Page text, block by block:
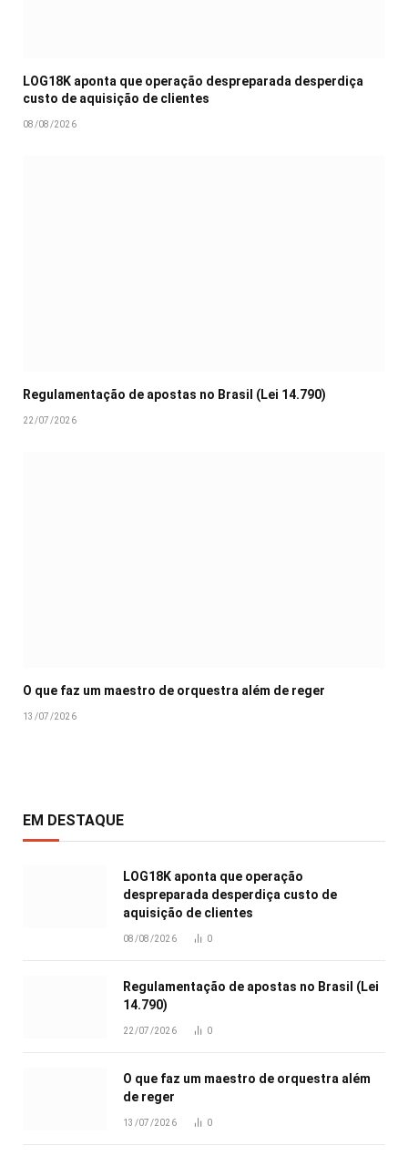
LOG18K aponta que operação despreparada desperdiça
custo de aquisição de clientes
08/08/2026
Regulamentação de apostas no Brasil (Lei 14.790)
22/07/2026
O que faz um maestro de orquestra além de reger
13/07/2026
EM DESTAQUE
LOG18K aponta que operação
despreparada desperdiça custo de
aquisição de clientes
08/08/2026 0
Regulamentação de apostas no Brasil (Lei
14.790)
22/07/2026 0
O que faz um maestro de orquestra além
de reger
13/07/2026 0